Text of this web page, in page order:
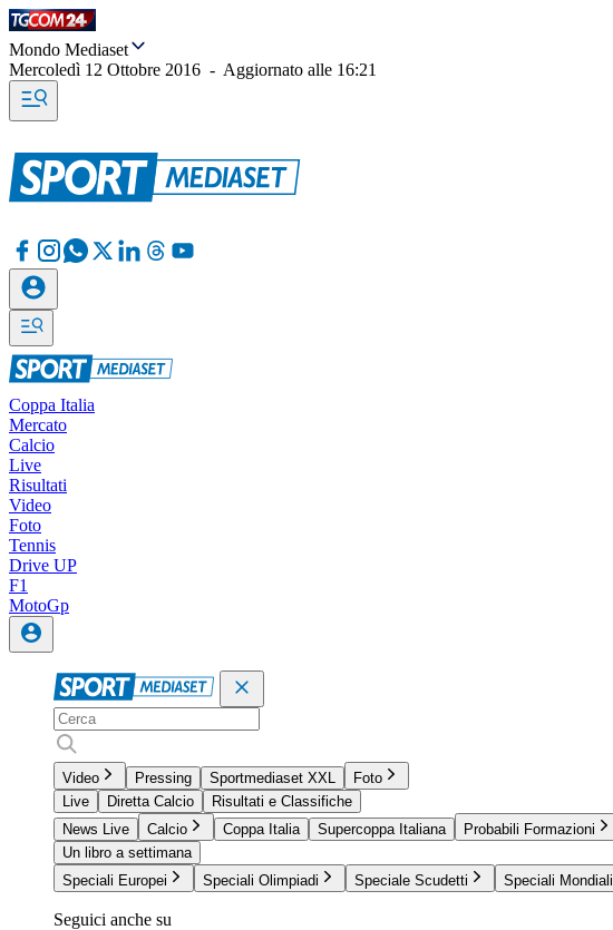
Mondo Mediaset
Mercoledì 12 Ottobre 2016 - Aggiornato alle 16:21
Coppa Italia
Mercato
Calcio
Live
Risultati
Video
Foto
Tennis
Drive UP
F1
MotoGp
Video Pressing Sportmediaset XXL
Foto
Live
Diretta Calcio
Risultati e Classifiche
News Live
Calcio Coppa Italia Supercoppa Italiana Probabili Formazioni
Un libro a settimana
Speciali Europei
Speciali Olimpiadi Speciale Scudetti Speciali Mondiali
Seguici anche su